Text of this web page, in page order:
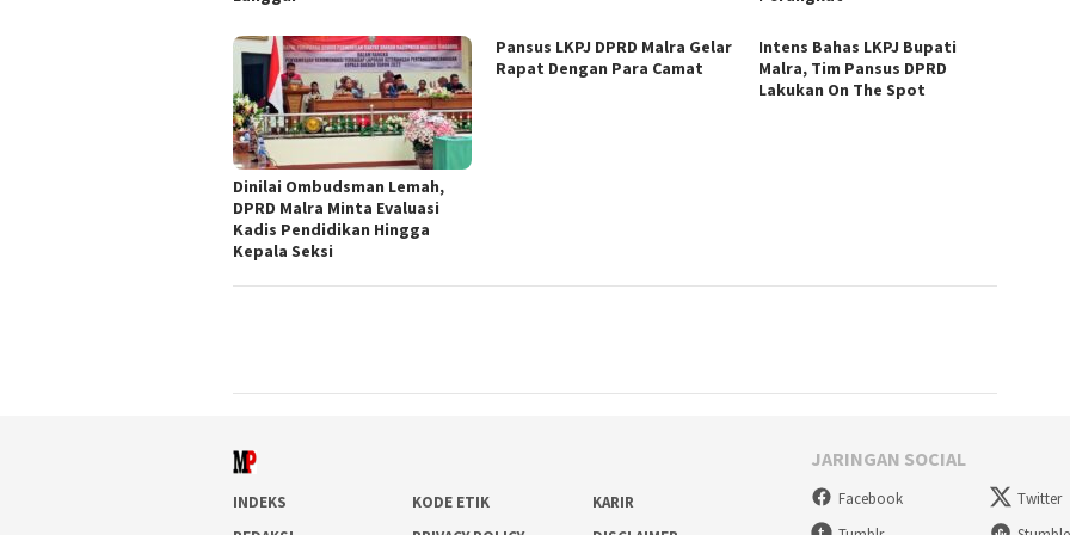
Dinilai Ombudsman Lemah,
DPRD Malra Minta Evaluasi
Kadis Pendidikan Hingga
Kepala Seksi
Pansus LKPJ DPRD Malra Gelar
Rapat Dengan Para Camat
Intens Bahas LKPJ Bupati
Malra, Tim Pansus DPRD
Lakukan On The Spot
INDEKS KODE ETIK
KARIR
JARINGAN SOCIAL
Facebook Twitter